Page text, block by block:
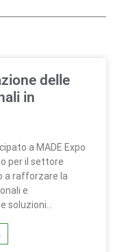
delle
in
a MADE Expo
per il settore
a rafforzare la
e
soluzioni…